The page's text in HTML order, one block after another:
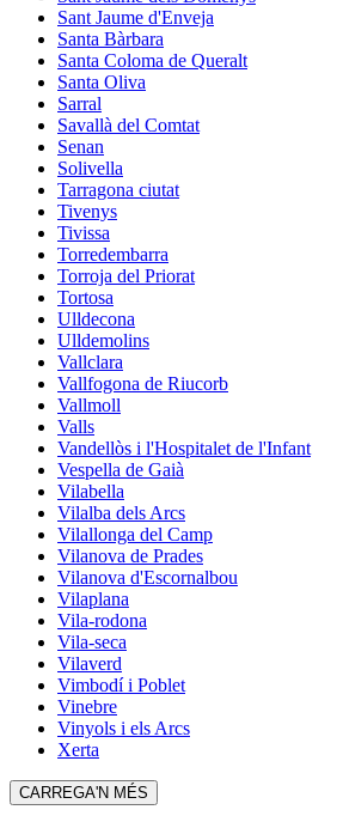
Sant Jaume d'Enveja
Santa Bàrbara
Santa Coloma de Queralt
Santa Oliva
Sarral
Savallà del Comtat
Senan
Solivella
Tarragona ciutat
Tivenys
Tivissa
Torredembarra
Torroja del Priorat
Tortosa
Ulldecona
Ulldemolins
Vallclara
Vallfogona de Riucorb
Vallmoll
Valls
Vandellòs i l'Hospitalet de l'Infant
Vespella de Gaià
Vilabella
Vilalba dels Arcs
Vilallonga del Camp
Vilanova de Prades
Vilanova d'Escornalbou
Vilaplana
Vila-rodona
Vila-seca
Vilaverd
Vimbodí i Poblet
Vinebre
Vinyols i els Arcs
Xerta
CARREGA'N MÉS